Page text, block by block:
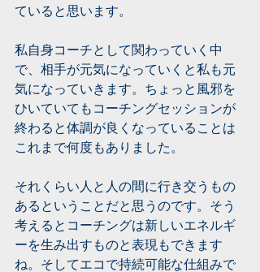
ていると思います。
私自身コーチとして関わっていく中
で、相手が元気になっていくと私も元
気になっていきます。ちょっと風邪を
ひいていてもコーチングセッションが
終わると体調が良くなっていることは
これまで何度もありました。
それくらい人と人の間に行き交うもの
あるということだと思うのです。そう
考えるとコーチングは新しいエネルギ
ーを生み出すものと表現もできます
ね。そしてエコで持続可能な仕組みで